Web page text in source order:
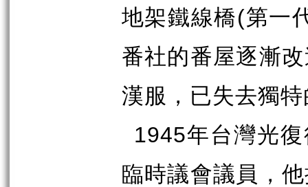
地架鐵線橋(第一
番社的番屋逐漸
漢服，已失去獨
1945年台灣光
臨時議會議員，